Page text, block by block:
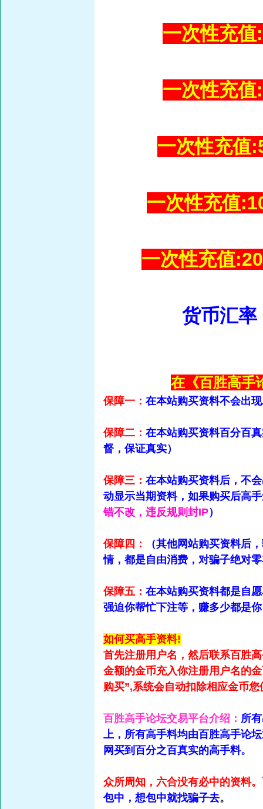
一次性充
一次性充
一次性充值
一次性充值
一次性充值
货币汇率
在《百胜高手
保障一： 在本站购买资料不会出
保障二： 在本站购买资料百分百
督，保证真实）
保障三： 在本站购买资料后，不
动显示当期资料，如果购买后高
错不改，违反规则封IP）
保障四：
（其他网站购买资料后
情，都是自由消费，对骗子绝对
保障五： 在本站购买资料都是自
强迫你帮忙下注等，赚多少都是
如何买高手资料!
首先注册用户名，然后联系百胜
金额的金币充入你注册用户名的
购买”,系统会自动扣除相应金币
百胜高手论坛交易平台介绍： 所
上，所有高手料均由百胜高手论
网买到百分之百真实的高手料。
众所周知，六合没有必中的资料。
包中，想包中就找骗子去。